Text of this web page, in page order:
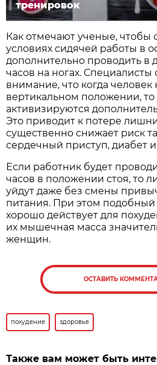
тренировок
Как отмечают ученые, чтобы
условиях сидячей работы в
дополнительно проводить в
часов на ногах.
внимание, что когда человек
вертикальном положении, то
активизируются
Это приводит к потере
существенно снижает риск
сердечный приступ, диабет и
Если работник будет
часов в положении стоя, то
уйдут даже без смены
питания. При этом
хорошо действует для
их мышечная масса
женщин.
ОСТАВИТЬ
похудение здоровье
Также вам может быть